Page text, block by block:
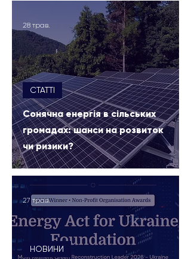
Сонячна енергія в сільських
громадах: шанси на розвиток
чи ризики?
СТАТТІ
28 трав.
НОВИНИ
27 трав.